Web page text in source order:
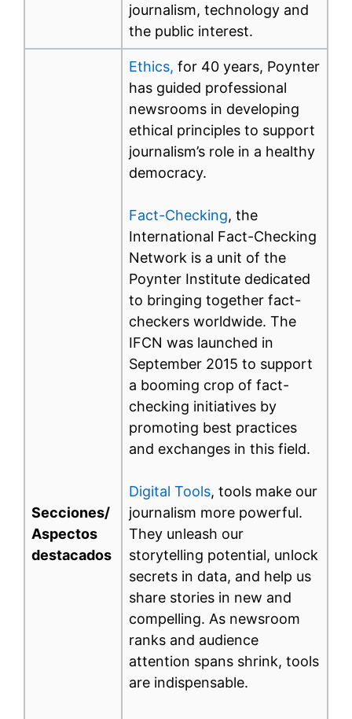
journalism, technology and
the public interest.
Secciones/
Aspectos
destacados
Ethics, for 40 years, Poynter
has guided professional
newsrooms in developing
ethical principles to support
journalism’s role in a healthy
democracy.
Fact-Checking, the
International Fact-Checking
Network is a unit of the
Poynter Institute dedicated
to bringing together fact-
checkers worldwide. The
IFCN was launched in
September 2015 to support
a booming crop of fact-
checking initiatives by
promoting best practices
and exchanges in this field.
Digital Tools, tools make our
journalism more powerful.
They unleash our
storytelling potential, unlock
secrets in data, and help us
share stories in new and
compelling. As newsroom
ranks and audience
attention spans shrink, tools
are indispensable.